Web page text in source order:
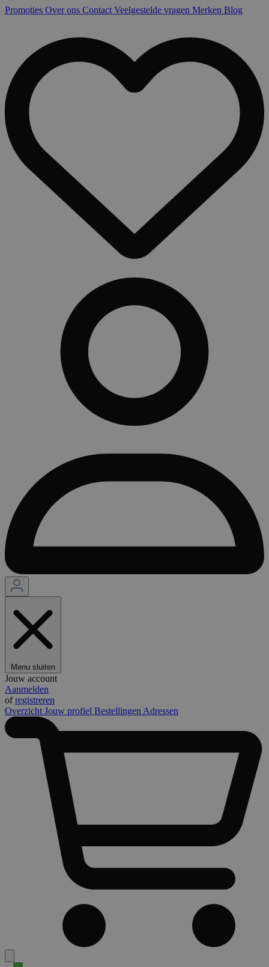
Promoties Over ons Contact Veelgestelde vragen Merken Blog
Menu sluiten
Jouw account
Aanmelden
ofregistreren
Overzicht Jouw profiel Bestellingen Adressen